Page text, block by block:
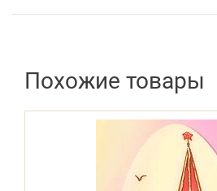
Похожие товары